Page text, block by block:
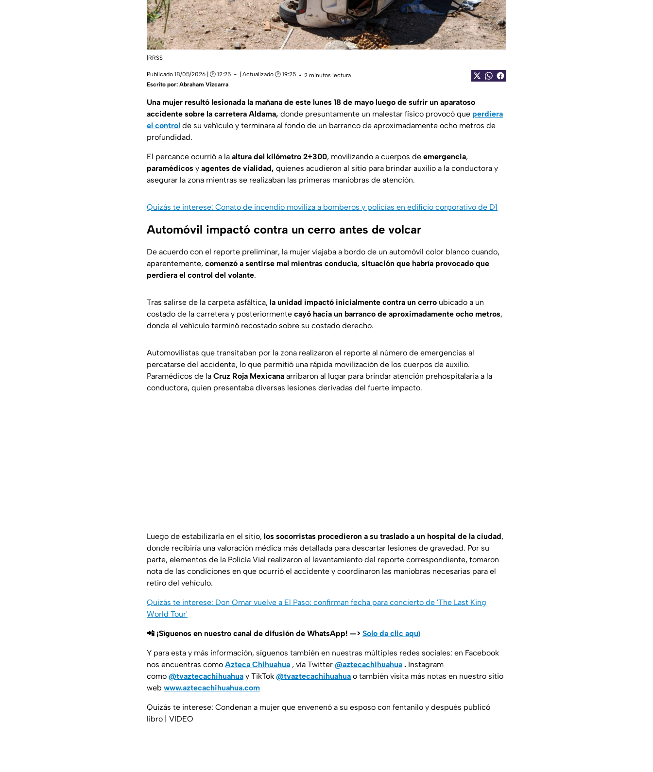
|RRSS
Publicado 18/05/2026 | 🕑 12:25 | Actualizado 🕑 19:25
2 minutos lectura
Escrito por: Abraham Vizcarra
Una mujer resultó lesionada la mañana de este lunes 18 de mayo luego de sufrir un aparatoso
accidente sobre la carretera Aldama, donde presuntamente un malestar físico provocó que perdiera
el control de su vehículo y terminara al fondo de un barranco de aproximadamente ocho metros de
profundidad.
El percance ocurrió a la altura del kilómetro 2+300, movilizando a cuerpos de emergencia,
paramédicos y agentes de vialidad, quienes acudieron al sitio para brindar auxilio a la conductora y
asegurar la zona mientras se realizaban las primeras maniobras de atención.
Quizás te interese: Conato de incendio moviliza a bomberos y policías en edificio corporativo de D1
Automóvil impactó contra un cerro antes de volcar
De acuerdo con el reporte preliminar, la mujer viajaba a bordo de un automóvil color blanco cuando,
aparentemente, comenzó a sentirse mal mientras conducía, situación que habría provocado que
perdiera el control del volante.
Tras salirse de la carpeta asfáltica, la unidad impactó inicialmente contra un cerro ubicado a un
costado de la carretera y posteriormente cayó hacia un barranco de aproximadamente ocho metros,
donde el vehículo terminó recostado sobre su costado derecho.
Automovilistas que transitaban por la zona realizaron el reporte al número de emergencias al
percatarse del accidente, lo que permitió una rápida movilización de los cuerpos de auxilio.
Paramédicos de la Cruz Roja Mexicana arribaron al lugar para brindar atención prehospitalaria a la
conductora, quien presentaba diversas lesiones derivadas del fuerte impacto.
Luego de estabilizarla en el sitio, los socorristas procedieron a su traslado a un hospital de la ciudad,
donde recibiría una valoración médica más detallada para descartar lesiones de gravedad. Por su
parte, elementos de la Policía Vial realizaron el levantamiento del reporte correspondiente, tomaron
nota de las condiciones en que ocurrió el accidente y coordinaron las maniobras necesarias para el
retiro del vehículo.
Quizás te interese: Don Omar vuelve a El Paso: confirman fecha para concierto de 'The Last King
World Tour'
📲 ¡Síguenos en nuestro canal de difusión de WhatsApp! —> Solo da clic aquí
Y para esta y más información, síguenos también en nuestras múltiples redes sociales: en Facebook
nos encuentras como Azteca Chihuahua , vía Twitter @aztecachihuahua . Instagram
como @tvaztecachihuahua y TikTok @tvaztecachihuahua o también visita más notas en nuestro sitio
web www.aztecachihuahua.com
Quizás te interese: Condenan a mujer que envenenó a su esposo con fentanilo y después publicó
libro | VIDEO